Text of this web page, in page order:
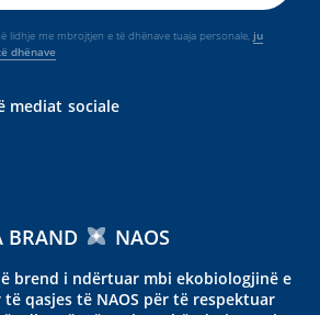
lidhje me mbrojtjen e të dhënave tuaja personale, ju
dhënave
mediat sociale
BRAND NAOS
brend i ndërtuar mbi ekobiologjinë e
qasjes të NAOS për të respektuar